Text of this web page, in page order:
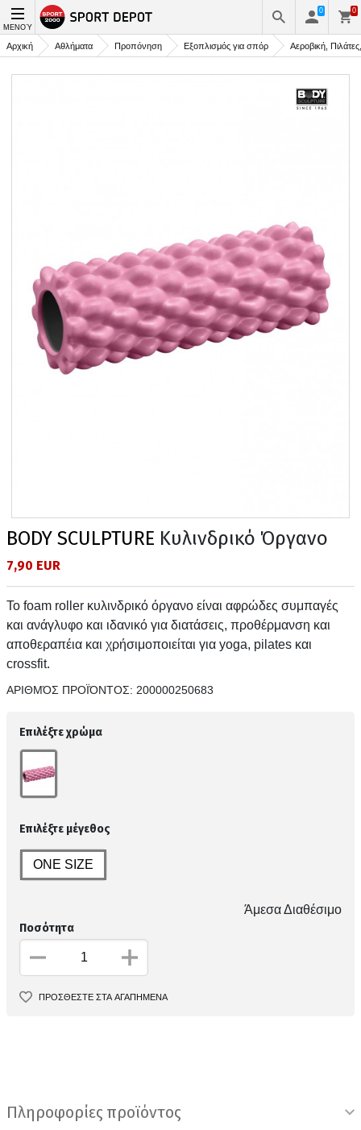
ΜΕΝΟΎ
0 0
Αρχική Αθλήματα Προπόνηση Εξοπλισμός για σπόρ Αεροβική,
BODY SCULPTURE Κυλινδρικό Όργανο
7,90 EUR
Το foam roller κυλινδρικό όργανο είναι αφρώδες συμπαγές
και ανάγλυφο και ιδανικό για διατάσεις, προθέρμανση και
αποθεραπέια και χρήσιμοποιείται για yoga, pilates και
crossfit.
ΑΡΙΘΜΌΣ ΠΡΟΪΌΝΤΟΣ: 200000250683
Επιλέξτε χρώμα
Επιλέξτε μέγεθος
ONE SIZE
Άμεσα Διαθέσιμο
Ποσότητα
ΠΡΟΣΘΕΣΤΕ ΣΤΑ ΑΓΑΠΗΜΕΝΑ
Πληροφορίες προϊόντος